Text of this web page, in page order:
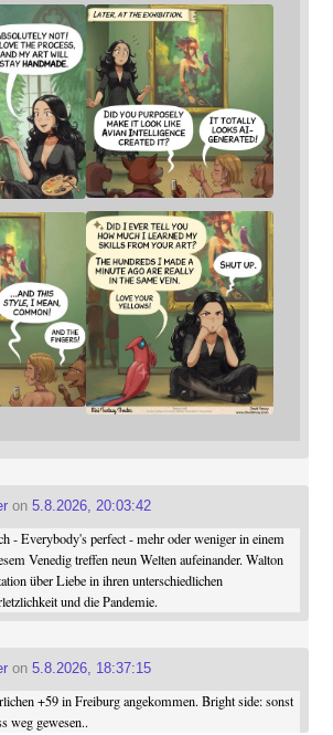
on 5.8.2026, 20:03:42
- Everybody's perfect - mehr oder weniger in einem
Venedig treffen neun Welten aufeinander. Walton
über Liebe in ihren unterschiedlichen
und die Pandemie.
on 5.8.2026, 18:37:15
+59 in Freiburg angekommen. Bright side: sonst
weg gewesen..